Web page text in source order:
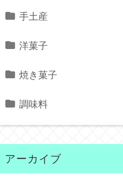
手土産
洋菓子
焼き菓子
調味料
アーカイブ